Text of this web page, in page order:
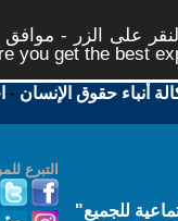
على الزر -
you get the best
أنباء حقوق الإنسان -
التبرع
للجميع"